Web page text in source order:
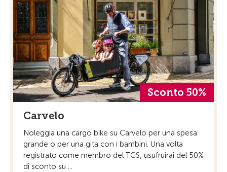
Sconto 50%
Carvelo
Noleggia una cargo bike su Carvelo per una spesa
grande o per una gita con i bambini. Una volta
registrato come membro del TCS, usufruirai del 50%
di sconto su ...